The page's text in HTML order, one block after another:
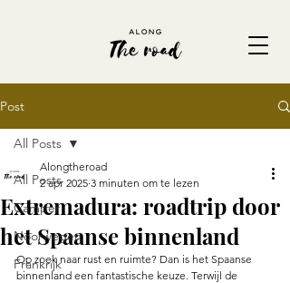
Post
All Posts
Camper
Noorwegen
Frankrijk
All Posts
Extremadura: roadtrip door
het Spaanse binnenland
Alongtheroad
2 apr 2025 3 minuten om te lezen
Op zoek naar rust en ruimte? Dan is het Spaanse
binnenland een fantastische keuze. Terwijl de